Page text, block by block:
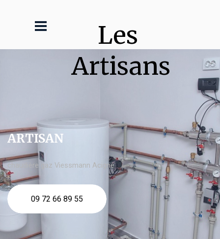
Les
Artisans
ARTISAN
chaudière gaz Viessmann Acigné
09 72 66 89 55